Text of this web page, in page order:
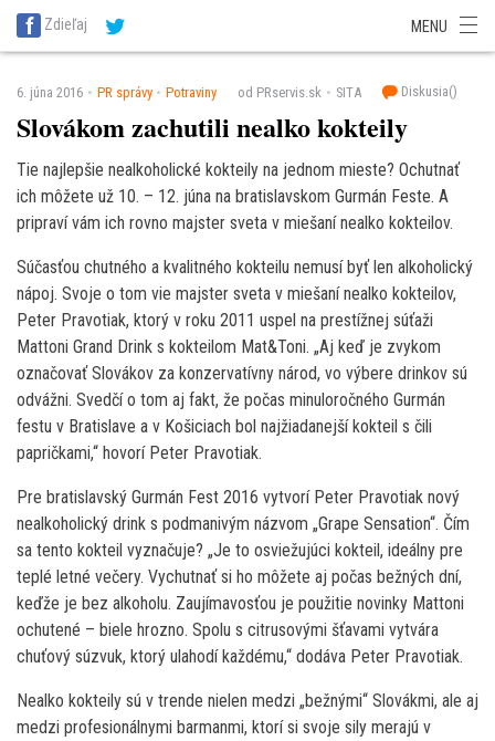
SITA Energetika
SITA Potravinárstvo
Zdieľaj MENU
6. júna 2016 PR správy Potraviny od PRservis.sk SITA Diskusia()
Slovákom zachutili nealko kokteily
Tie najlepšie nealkoholické kokteily na jednom mieste? Ochutnať
ich môžete už 10. – 12. júna na bratislavskom Gurmán Feste. A
pripraví vám ich rovno majster sveta v miešaní nealko kokteilov.
Súčasťou chutného a kvalitného kokteilu nemusí byť len alkoholický
nápoj. Svoje o tom vie majster sveta v miešaní nealko kokteilov,
Peter Pravotiak, ktorý v roku 2011 uspel na prestížnej súťaži
Mattoni Grand Drink s kokteilom Mat&Toni. „Aj keď je zvykom
označovať Slovákov za konzervatívny národ, vo výbere drinkov sú
odvážni. Svedčí o tom aj fakt, že počas minuloročného Gurmán
festu v Bratislave a v Košiciach bol najžiadanejší kokteil s čili
papričkami,“ hovorí Peter Pravotiak.
Pre bratislavský Gurmán Fest 2016 vytvorí Peter Pravotiak nový
nealkoholický drink s podmanivým názvom „Grape Sensation“. Čím
sa tento kokteil vyznačuje? „Je to osviežujúci kokteil, ideálny pre
teplé letné večery. Vychutnať si ho môžete aj počas bežných dní,
keďže je bez alkoholu. Zaujímavosťou je použitie novinky Mattoni
ochutené – biele hrozno. Spolu s citrusovými šťavami vytvára
chuťový súzvuk, ktorý ulahodí každému,“ dodáva Peter Pravotiak.
Nealko kokteily sú v trende nielen medzi „bežnými“ Slovákmi, ale aj
medzi profesionálnymi barmanmi, ktorí si svoje sily merajú v